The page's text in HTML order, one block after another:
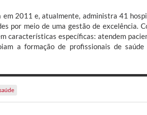
2011 e, atualmente, administra 41
por meio de uma gestão de excelência.
características específicas: atendem
a formação de profissionais de